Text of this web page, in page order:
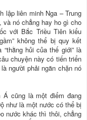
lập liên minh Nga – Trung
và nó chẳng hay ho gì cho
với Bắc Triều Tiên kiểu
không thể bị quy kết
hủi của thế giới” là
chuyện này có tiến triển
người phải ngăn chặn nó
cũng là một điểm đang
như là một nước có thể bị
nước khác thì thôi, chẳng